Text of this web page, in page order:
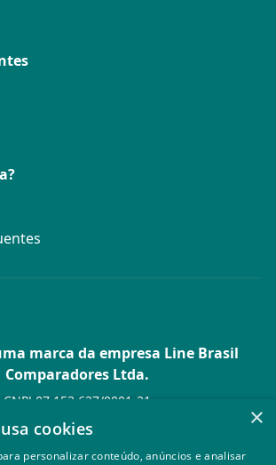
marca da empresa Line Brasil
Comparadores Ltda.
CNPJ 07.153.627/0001-21
Conj. 4 Pavilhão 15 - Bela Vista - São Paulo -
SP
×
cookies
personalizar conteúdo, anúncios e analisar